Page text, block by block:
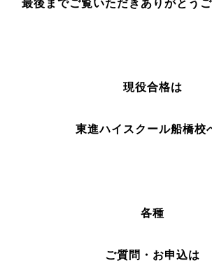
最後までご覧いただきありがとうご
現役合格は
東進ハイスクール船橋校
各種
ご質問・お申込は